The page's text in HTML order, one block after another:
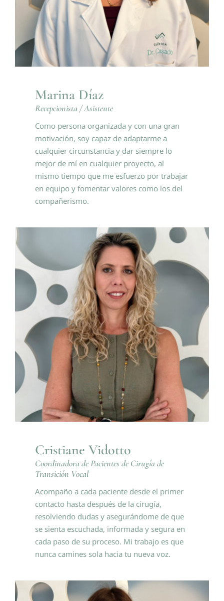
Marina Díaz
Recepcionista / Asistente
Como persona organizada y con una gran
motivación, soy capaz de adaptarme a
cualquier circunstancia y dar siempre lo
mejor de mí en cualquier proyecto, al
mismo tiempo que me esfuerzo por trabajar
en equipo y fomentar valores como los del
compañerismo.
Cristiane Vidotto
Coordinadora de Pacientes de Cirugía de
Transición Vocal
Acompaño a cada paciente desde el primer
contacto hasta después de la cirugía,
resolviendo dudas y asegurándome de que
se sienta escuchada, informada y segura en
cada paso de su proceso. Mi trabajo es que
nunca camines sola hacia tu nueva voz.